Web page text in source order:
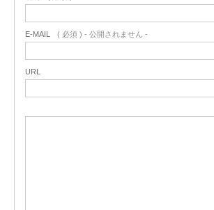
E-MAIL ( 必須 ) - 公開されません -
URL